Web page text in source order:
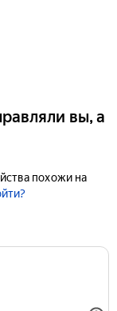
вы, а
похожи на